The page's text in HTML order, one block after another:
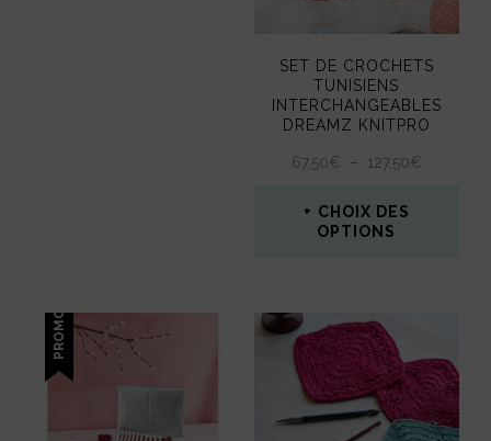
SET DE CROCHETS
TUNISIENS
INTERCHANGEABLES
DREAMZ KNITPRO
67,50€ – 127,50€PLAGE
CHOIX DES
OPTIONS
a
plusieurs
variations.
PROMO !